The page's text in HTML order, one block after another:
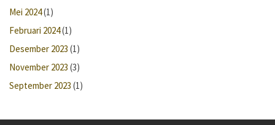
Mei 2024(1)
Februari 2024(1)
Desember 2023 (1)
November 2023 (3)
September 2023 (1)